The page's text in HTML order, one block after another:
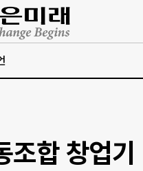
합 창업기